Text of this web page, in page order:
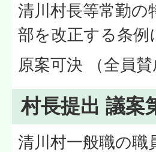
清川村長等常勤の
部を改正する条例
原案可決 （全員賛
村長提出 議案
清川村一般職の職